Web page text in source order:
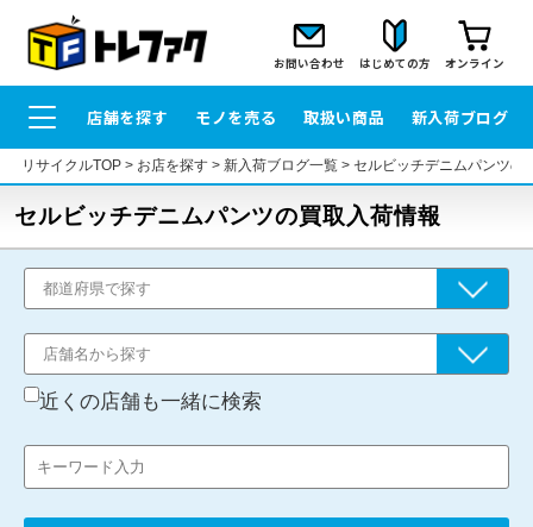
お問い合わせ はじめての方 オンライン
店舗を探す モノを売る 取扱い商品 新入荷ブログ
リサイクルTOP> お店を探す> 新入荷ブログ一覧> セルビッチデニムパンツの
セルビッチデニムパンツの買取入荷情報
近くの店舗も一緒に検索